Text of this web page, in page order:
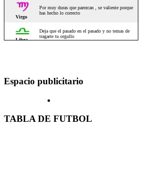
Espacio publicitario
TABLA DE FUTBOL